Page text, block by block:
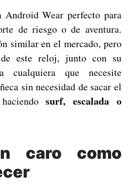
Wear perfecto para
de riesgo o de aventura.
similar en el mercado, pero
de este reloj, junto con su
cualquiera que necesite
sin necesidad de sacar el
surf, escalada o
caro como